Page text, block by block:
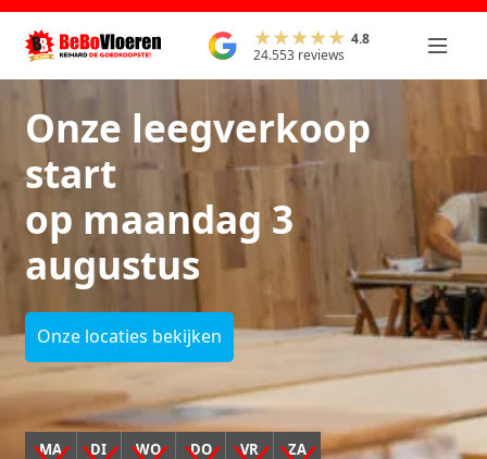
4.8
24.553 reviews
Onze leegverkoop
start
op maandag 3
augustus
Onze locaties bekijken
MA DI WO DO VR ZA